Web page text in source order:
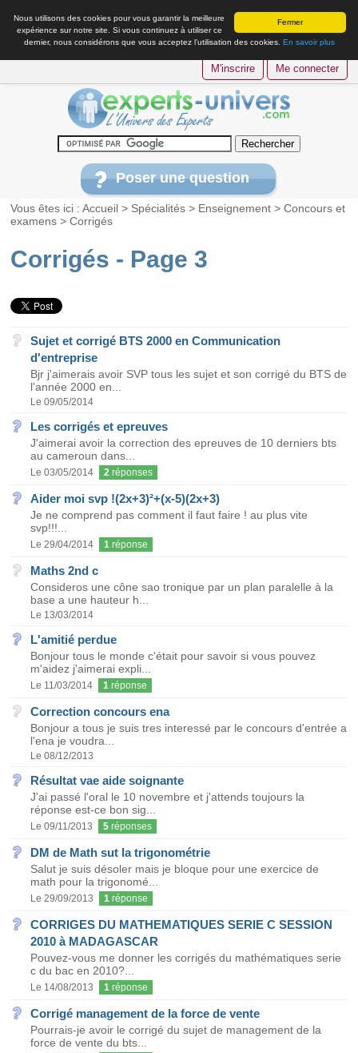
Fermer
Nous utilisons des cookies pour vous garantir la meilleure
expérience sur notre site. Si vous continuez à utiliser ce
dernier, nous considérons que vous acceptez l’utilisation des cookies. En savoir plus
M'inscrire Me connecter
Poser une question
Vous êtes ici :Accueil > Spécialités > Enseignement >Concours et
examens >Corrigés
Corrigés - Page 3
Sujet et corrigé BTS 2000 en Communication
d'entreprise
Bjr j'aimerais avoir SVP tous les sujet et son corrigé du BTS de
l'année 2000 en...
Le 09/05/2014
Les corrigés et epreuves
J'aimerai avoir la correction des epreuves de 10 derniers bts
au cameroun dans...
Le 03/05/2014 2 réponses
Aider moi svp !(2x+3)²+(x-5)(2x+3)
Je ne comprend pas comment il faut faire ! au plus vite
svp!!!...
Le 29/04/2014 1 réponse
Maths 2nd c
Consideros une cône sao tronique par un plan paralelle à la
base a une hauteur h...
Le 13/03/2014
L'amitié perdue
Bonjour tous le monde c'était pour savoir si vous pouvez
m'aidez j'aimerai expli...
Le 11/03/2014 1 réponse
Correction concours ena
Bonjour a tous je suis tres interessé par le concours d'entrée a
l'ena je voudra...
Le 08/12/2013
Résultat vae aide soignante
J'ai passé l'oral le 10 novembre et j'attends toujours la
réponse est-ce bon sig...
Le 09/11/2013 5 réponses
DM de Math sut la trigonométrie
Salut je suis désoler mais je bloque pour une exercice de
math pour la trigonomé...
Le 29/09/2013 1 réponse
CORRIGES DU MATHEMATIQUES SERIE C SESSION
2010 à MADAGASCAR
Pouvez-vous me donner les corrigés du mathématiques serie
c du bac en 2010?...
Le 14/08/2013 1 réponse
Corrigé management de la force de vente
Pourrais-je avoir le corrigé du sujet de management de la
force de vente du bts...